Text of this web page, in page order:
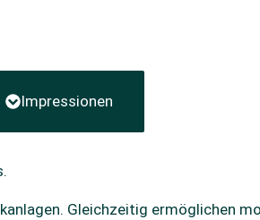
Impressionen
Gleichzeitig ermöglichen